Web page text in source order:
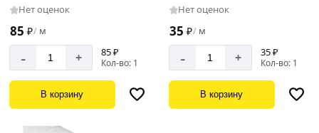
Нет оценок
85 ₽/ м
- + 85 ₽
Кол-во: 1
В корзину
Нет оценок
35 ₽/ м
- + 35 ₽
Кол-во: 1
В корзину